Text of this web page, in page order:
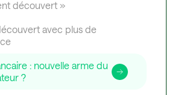
découvert »
avec plus de
: nouvelle arme du
?